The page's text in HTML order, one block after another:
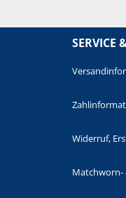
SERVICE
Widerruf,
Matchworn-